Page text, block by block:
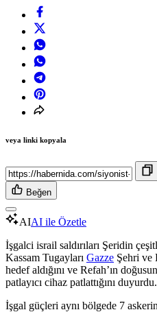
veya linki kopyala
Beğen
AIAI ile Özetle
İşgalci israil saldırıları Şeridin
Kassam Tugayları Gazze Şehri ve
hedef aldığını ve Refah’ın
patlayıcı cihaz patlattığını duyurdu.
İşgal güçleri aynı bölgede 7